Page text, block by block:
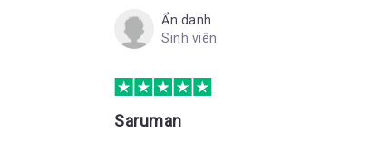
Ẩn danh
Sinh viên
Saruman